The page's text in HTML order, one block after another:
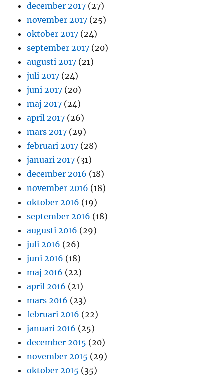
december 2017 (27)
november 2017 (25)
oktober 2017 (24)
september 2017 (20)
augusti 2017 (21)
juli 2017 (24)
juni 2017 (20)
maj 2017 (24)
april 2017 (26)
mars 2017 (29)
februari 2017 (28)
januari 2017 (31)
december 2016 (18)
november 2016 (18)
oktober 2016 (19)
september 2016 (18)
augusti 2016 (29)
juli 2016 (26)
juni 2016 (18)
maj 2016 (22)
april 2016 (21)
mars 2016 (23)
februari 2016 (22)
januari 2016 (25)
december 2015 (20)
november 2015 (29)
oktober 2015 (35)